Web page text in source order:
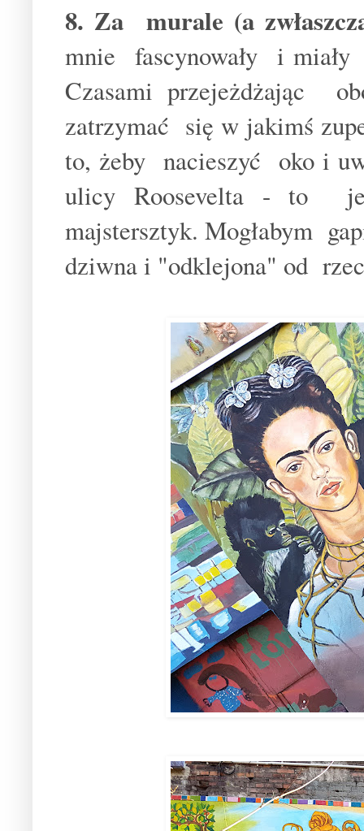
8. Za murale (a
mnie fascynowały i
Czasami przejeżdżając
zatrzymać się w jakimś
to, żeby nacieszyć oko i
ulicy Roosevelta - to
majstersztyk. Mogłabym
dziwna i "odklejona" od